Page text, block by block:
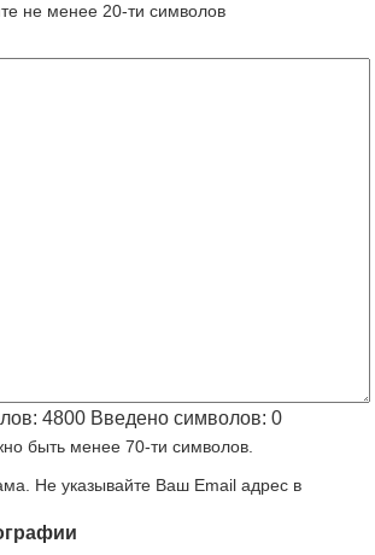
не менее 20-ти символов
4800 Введено символов: 0
быть менее 70-ти символов.
Не указывайте Ваш Email адрес в